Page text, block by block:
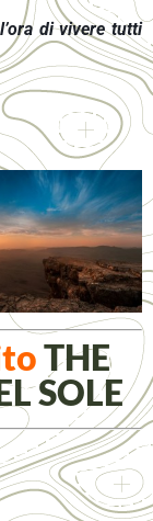
di vivere tutti
THE
SOLE